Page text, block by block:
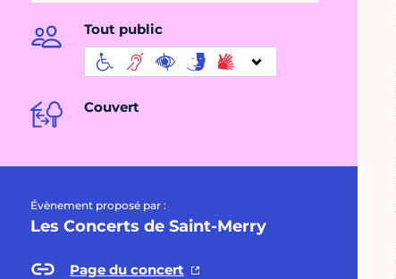
Tout public
Couvert
Évènement proposé par :
Les Concerts de Saint-Merry
Page du concert